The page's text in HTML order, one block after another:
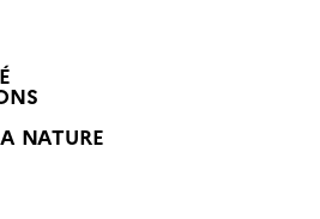
NATUREL